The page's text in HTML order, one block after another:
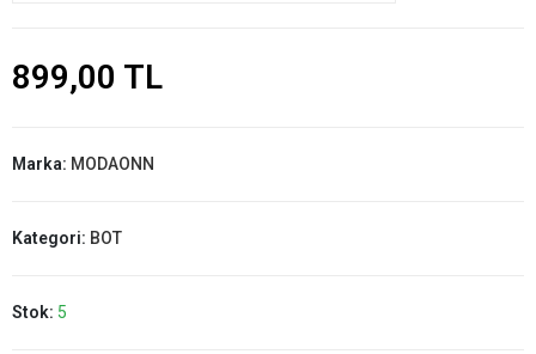
899,00 TL
Marka: MODAONN
Kategori: BOT
Stok: 5